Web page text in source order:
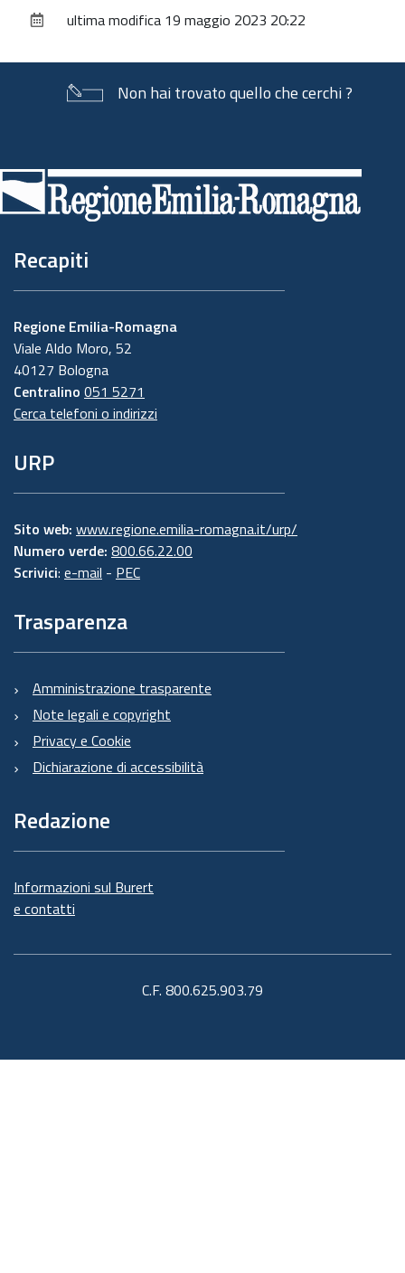
documentoultima modifica 19 maggio 2023 20:22
Non hai trovato quello che cerchi ?
di
pagina
Recapiti
Regione Emilia-Romagna
Viale Aldo Moro, 52
40127 Bologna
Centralino 051 5271
Cerca telefoni o indirizzi
URP
Sito web: www.regione.emilia-romagna.it/urp/
Numero verde: 800.66.22.00
Scrivici: e-mail - PEC
Trasparenza
Amministrazione trasparente
Note legali e copyright
Privacy e Cookie
Dichiarazione di accessibilità
Redazione
Informazioni sul Burert
e contatti
C.F. 800.625.903.79